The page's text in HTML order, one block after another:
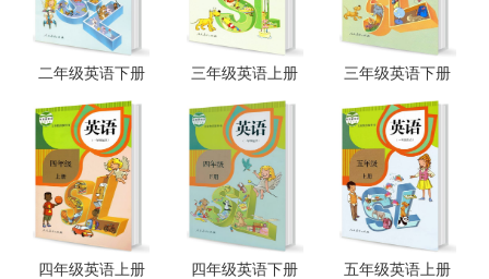
二年级英语下册 三年级英语上册 三年级英语下册
四年级英语上册 四年级英语下册 五年级英语上册